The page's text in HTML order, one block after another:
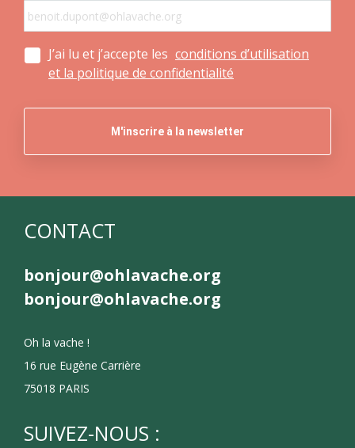
J’ai lu et j’accepte les conditions d’utilisation
et la politique de confidentialité
CONTACT
bonjour@ohlavache.org
bonjour@ohlavache.org
Oh la vache !
16 rue Eugène Carrière
75018 PARIS
SUIVEZ-NOUS :